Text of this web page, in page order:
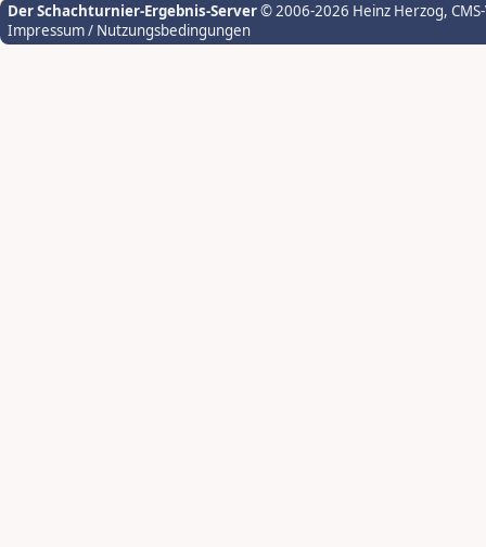
Der Schachturnier-Ergebnis-Server© 2006-2026 Heinz Herzog,
Impressum / Nutzungsbedingungen